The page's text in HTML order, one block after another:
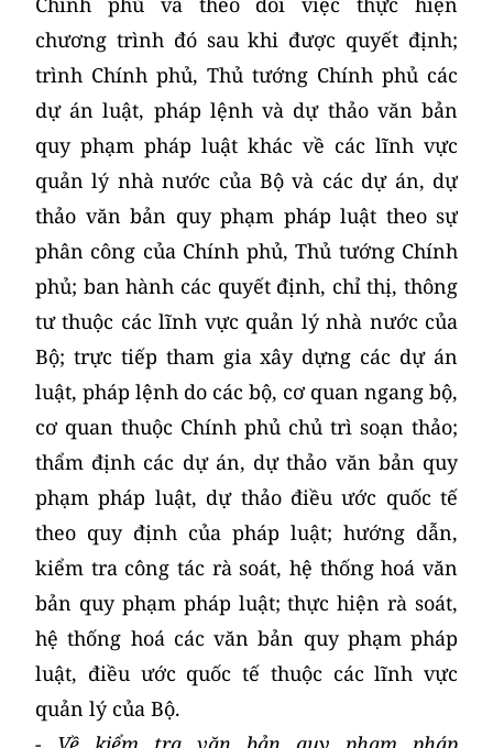
chương trình đó sau khi được quyết định;
trình Chính phủ, Thủ tướng Chính phủ các
dự án luật, pháp lệnh và dự thảo văn bản
quy phạm pháp luật khác về các lĩnh vực
quản lý nhà nước của Bộ và các dự án, dự
thảo văn bản quy phạm pháp luật theo sự
phân công của Chính phủ, Thủ tướng Chính
phủ; ban hành các quyết định, chỉ thị, thông
tư thuộc các lĩnh vực quản lý nhà nước của
Bộ; trực tiếp tham gia xây dựng các dự án
luật, pháp lệnh do các bộ, cơ quan ngang bộ,
cơ quan thuộc Chính phủ chủ trì soạn thảo;
thẩm định các dự án, dự thảo văn bản quy
phạm pháp luật, dự thảo điều ước quốc tế
theo quy định của pháp luật; hướng dẫn,
kiểm tra công tác rà soát, hệ thống hoá văn
bản quy phạm pháp luật; thực hiện rà soát,
hệ thống hoá các văn bản quy phạm pháp
luật, điều ước quốc tế thuộc các lĩnh vực
quản lý của Bộ.